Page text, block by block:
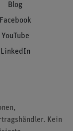
Blog
Facebook
YouTube
LinkedIn
Kein